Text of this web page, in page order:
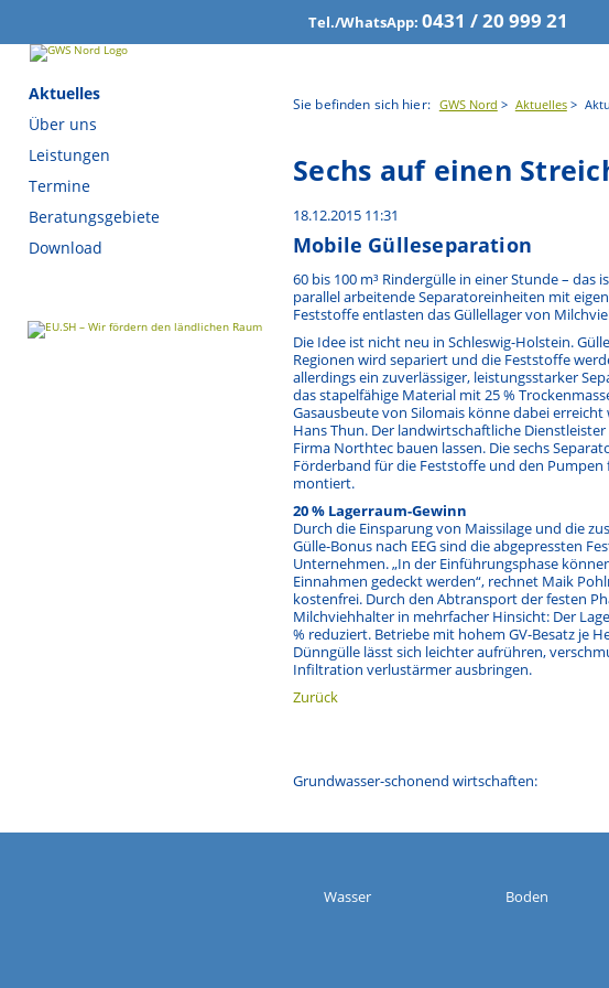
Tel./WhatsApp: 0431 / 20 999 21
Sie befinden sich hier: GWS Nord Aktuelles
Sechs auf einen
18.12.2015 11:31
Mobile Gülleseparation
60 bis 100 m³ Rindergülle in einer Stunde –
parallel arbeitende Separatoreinheiten mit
Feststoffe entlasten das Güllellager von
Die Idee ist nicht neu in Schleswig-Holstein.
Regionen wird separiert und die Feststoffe
allerdings ein zuverlässiger, leistungsstarker
das stapelfähige Material mit 25 %
Gasausbeute von Silomais könne dabei
Hans Thun. Der landwirtschaftliche
Firma Northtec bauen lassen. Die sechs
Förderband für die Feststoffe und den
montiert.
20 % Lagerraum-Gewinn
Durch die Einsparung von Maissilage und die
Gülle-Bonus nach EEG sind die abgepressten
Unternehmen. „In der Einführungsphase
Einnahmen gedeckt werden“, rechnet Maik
kostenfrei. Durch den Abtransport der festen
Milchviehhalter in mehrfacher Hinsicht: Der
% reduziert. Betriebe mit hohem GV-Besatz je
Dünngülle lässt sich leichter aufrühren,
Infiltration verlustärmer ausbringen.
Zurück
Navigation
Aktuelles
Über uns
Leistungen
Termine
Beratungsgebiete
Download
Grundwasser-schonend wirtschaften:
Wasser Boden